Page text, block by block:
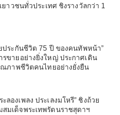
ยาวชนทั่วประเทศ ชิงรางวัลกว่า 1
ประกันชีวิต 75 ปี ของคนทัพหน้า”
ขายอย่างยิ่งใหญ่ ประกาศเดิน
ณภาพชีวิตคนไทยอย่างยั่งยืน
องเพลง ประเลงมโหรี” ชิงถ้วย
มเด็จพระเทพรัตนราชสุดาฯ